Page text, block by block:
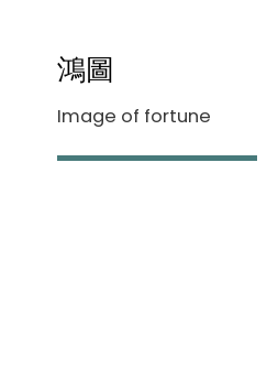
鴻圖
Image of fortune